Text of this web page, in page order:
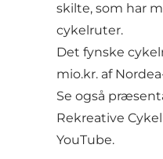
skilte, som har
cykelruter.
Det fynske
mio.kr. af
Se også
Rekreative
YouTube.